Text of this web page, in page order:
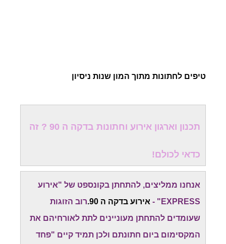
טיפים לחתונות מתוך המון שנות ניסיון
תכנון וארגון אירוע וחתונות בדקה ה 90 ? זה
כדאי לכולם!
אנחנו ממליצים, להתחתן בקונספט של "אירוע
EXPRESS" -
אירוע בדקה ה 90.
רוב הזוגות
שעומדים להתחתן מעוניינים לתת לאורחיהם את
המקסימום ביום חתונתם ולכן תמיד קיים "פחד